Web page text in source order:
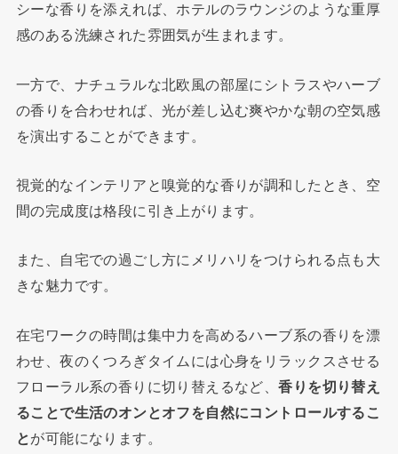
シーな香りを添えれば、ホテルのラウンジのような重厚
感のある洗練された雰囲気が生まれます。
一方で、ナチュラルな北欧風の部屋にシトラスやハーブ
の香りを合わせれば、光が差し込む爽やかな朝の空気感
を演出することができます。
視覚的なインテリアと嗅覚的な香りが調和したとき、空
間の完成度は格段に引き上がります。
また、自宅での過ごし方にメリハリをつけられる点も大
きな魅力です。
在宅ワークの時間は集中力を高めるハーブ系の香りを漂
わせ、夜のくつろぎタイムには心身をリラックスさせる
フローラル系の香りに切り替えるなど、香りを切り替え
ることで生活のオンとオフを自然にコントロールするこ
とが可能になります。